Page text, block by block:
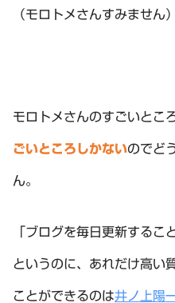
（モロトメさんすみません）
モロトメさんのすごいとこ
ごいところしかないのでど
ん。
「ブログを毎日更新するこ
というのに、あれだけ高い
ことができるのは井ノ上陽